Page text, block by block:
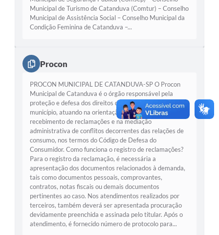
Diário Oficial
Contato
Municipal de Turismo de Catanduva (Comtur) – Conselho
Municipal de Assistência Social – Conselho Municipal da
Condição Feminina de Catanduva –...
Procon
PROCON MUNICIPAL DE CATANDUVA-SP O Procon
Municipal de Catanduva é o órgão responsável pela
proteção e defesa dos direitos do consumidor no
município, atuando na orientação da população, no
recebimento de reclamações e na mediação
administrativa de conflitos decorrentes das relações de
consumo, nos termos do Código de Defesa do
Consumidor. Como funciona o registro de reclamações?
Para o registro da reclamação, é necessária a
apresentação dos documentos relacionados à demanda,
tais como documentos pessoais, comprovantes,
contratos, notas fiscais ou demais documentos
pertinentes ao caso. Nos atendimentos realizados por
terceiros, também deverá ser apresentada procuração
devidamente preenchida e assinada pelo titular. Após o
atendimento, é fornecido número de protocolo para...